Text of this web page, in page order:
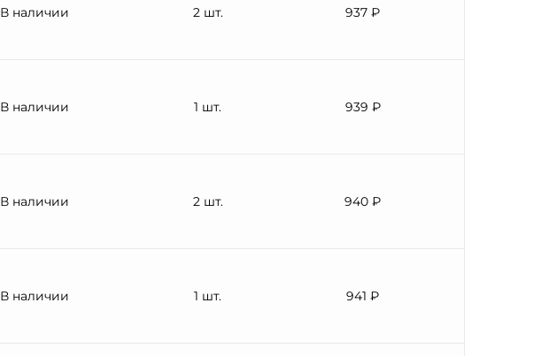
В наличии 2 шт. 937 ₽
В наличии 1 шт. 939 ₽
В наличии 2 шт. 940 ₽
В наличии 1 шт. 941 ₽